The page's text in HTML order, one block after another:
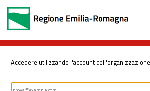
Accedere utilizzando l'account dell'organizzazione